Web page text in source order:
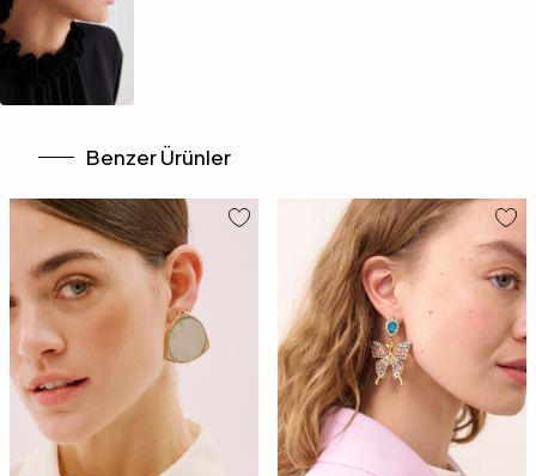
Benzer Ürünler